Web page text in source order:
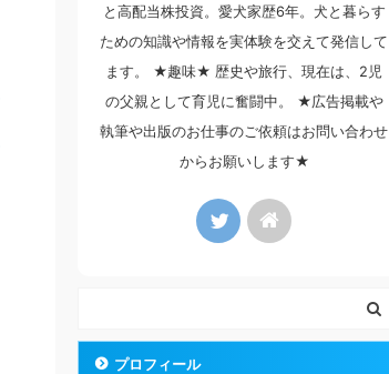
と高配当株投資。愛犬家歴6年。犬と暮らす
ための知識や情報を実体験を交えて発信して
ます。 ★趣味★ 歴史や旅行、現在は、2児
の父親として育児に奮闘中。 ★広告掲載や
執筆や出版のお仕事のご依頼はお問い合わせ
からお願いします★
プロフィール